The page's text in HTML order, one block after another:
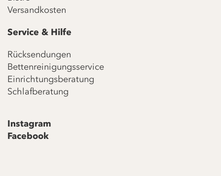
Versandkosten
Service & Hilfe
Rücksendungen
Bettenreinigungsservice
Einrichtungsberatung
Schlafberatung
Instagram
Facebook